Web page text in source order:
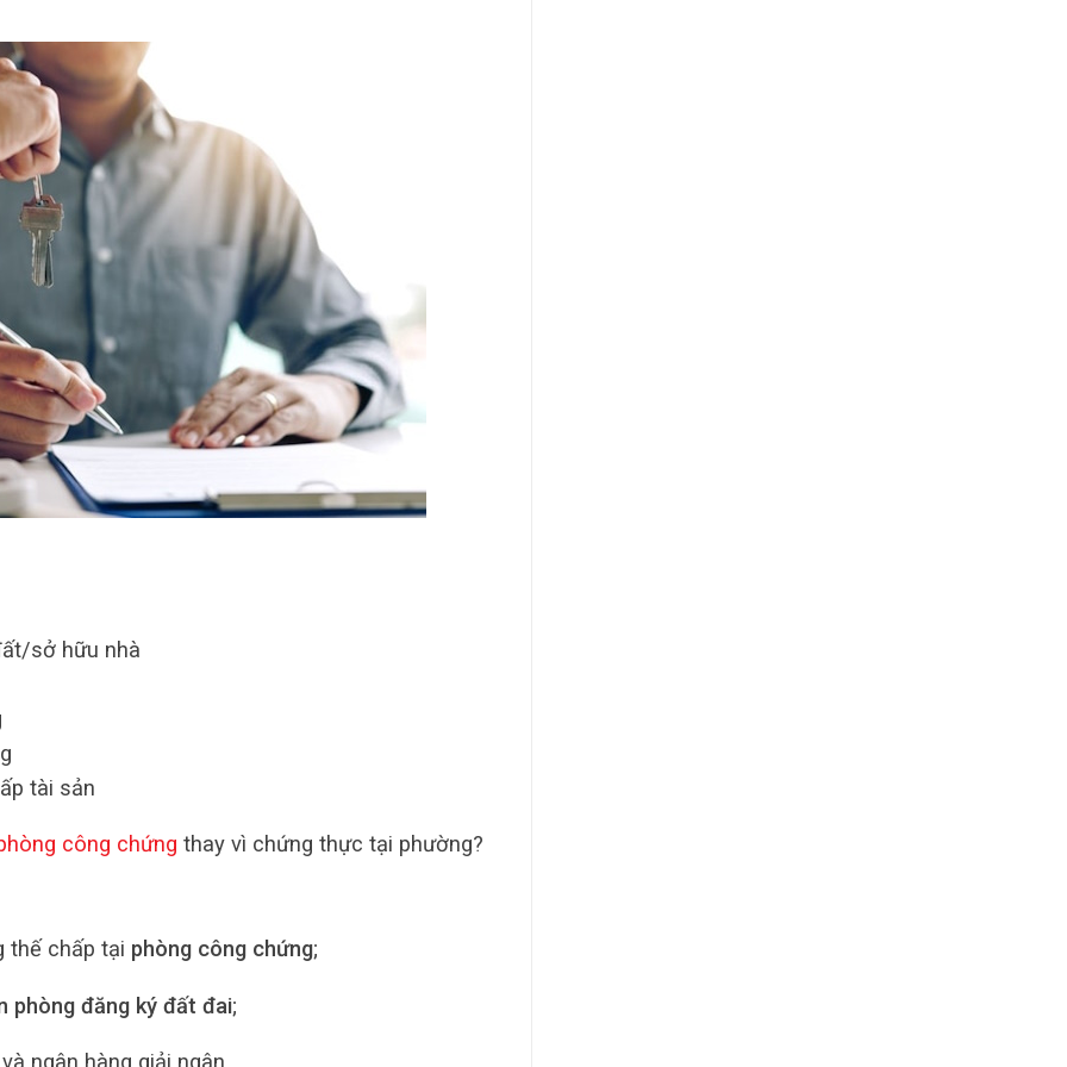
sở hữu nhà
tài sản
công chứng thay vì chứng thực tại phường?
thế chấp tại phòng công chứng;
phòng đăng ký đất đai;
ngân hàng giải ngân.